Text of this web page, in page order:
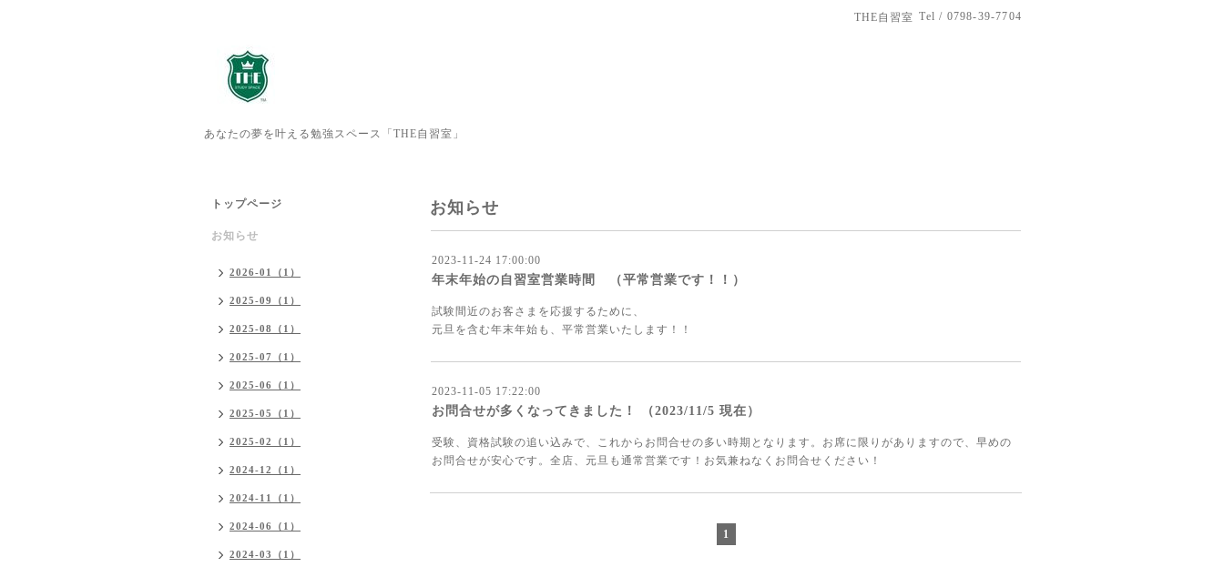
THE自習室 Tel / 0798-39-7704
あなたの夢を叶える勉強スペース「THE自習室」
お知らせ
2023-11-24 17:00:00
年末年始の自習室営業時間 （平常営業です！！）
試験間近のお客さまを応援するために、
元旦を含む年末年始も、平常営業いたします！！
2023-11-05 17:22:00
お問合せが多くなってきました！ （2023/11/5 現在）
受験、資格試験の追い込みで、これからお問合せの多い時期となります。お席に限りがありますので、早めの
お問合せが安心です。全店、元旦も通常営業です！お気兼ねなくお問合せください！
1
トップページ
お知らせ
2026-01（1）
2025-09（1）
2025-08（1）
2025-07（1）
2025-06（1）
2025-05（1）
2025-02（1）
2024-12（1）
2024-11（1）
2024-06（1）
2024-03（1）